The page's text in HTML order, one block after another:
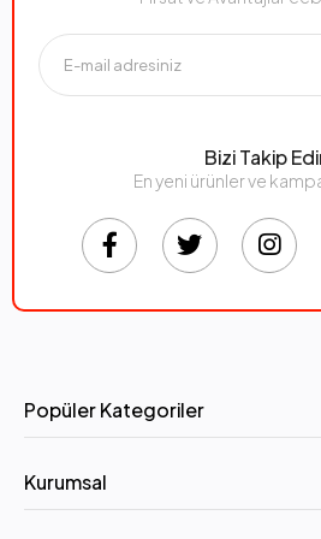
Bizi Takip
En yeni ürünler ve
Popüler Kategoriler
Kurumsal